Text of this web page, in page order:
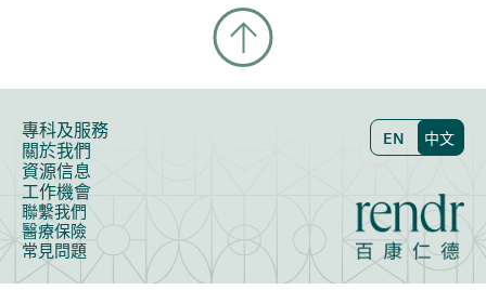
專科及服務
關於我們
資源信息
工作機會
聯繫我們
醫療保險
常見問題
EN 中文